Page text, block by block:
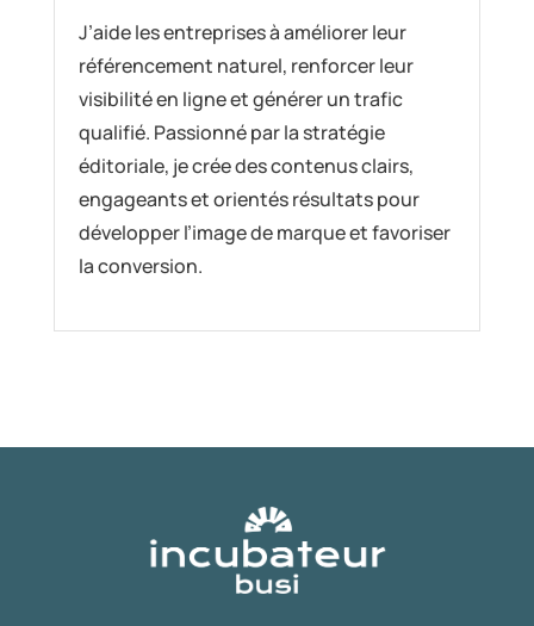
J’aide les entreprises à améliorer leur
référencement naturel, renforcer leur
visibilité en ligne et générer un trafic
qualifié. Passionné par la stratégie
éditoriale, je crée des contenus clairs,
engageants et orientés résultats pour
développer l’image de marque et favoriser
la conversion.